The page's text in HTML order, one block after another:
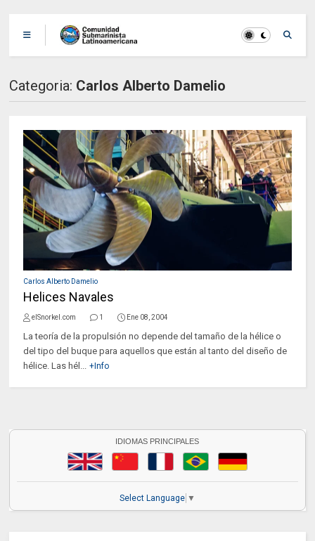
Categoria: Carlos Alberto Damelio
Carlos Alberto Damelio
Helices Navales
elSnorkel.com 1 Ene 08, 2004
La teoría de la propulsión no depende del tamaño de la hélice o
del tipo del buque para aquellos que están al tanto del diseño de
hélice. Las hél... +Info
IDIOMAS PRINCIPALES
Select Language ▼